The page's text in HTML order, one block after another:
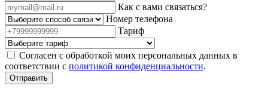
Как с вами связаться?
Номер телефона
Тариф
Согласен с обработкой моих персональных данных в
соответствии с политикой конфиденциальности.
Отправить